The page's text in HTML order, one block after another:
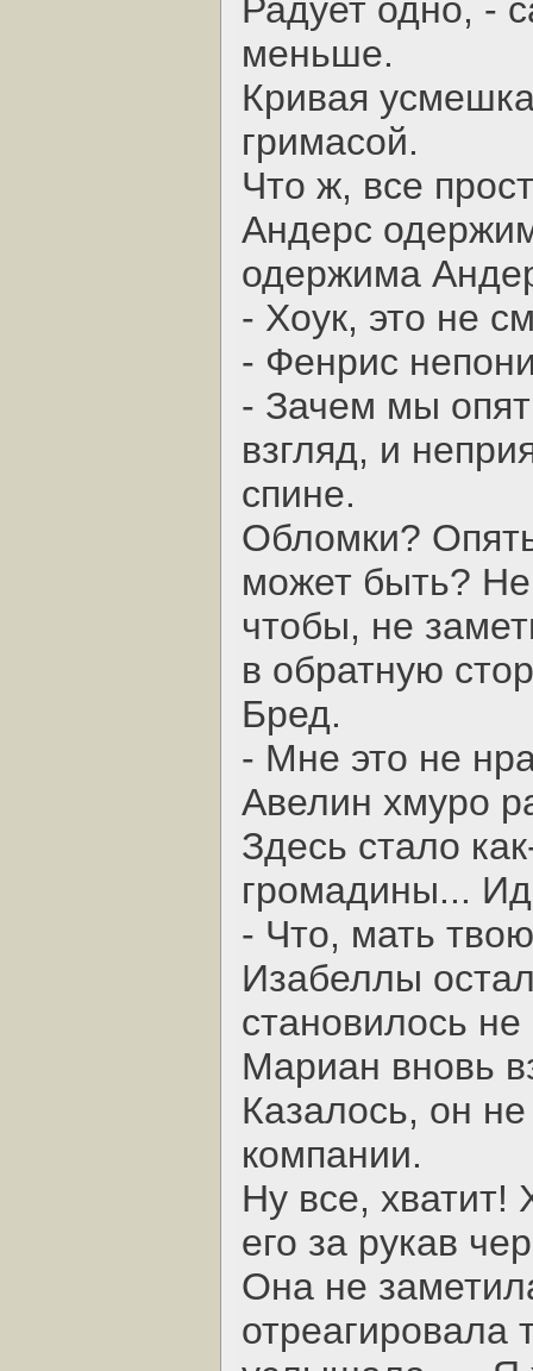
Радует одно, -
меньше.
Кривая
гримасой.
Что ж, все
Андерс
одержима
- Хоук, это не
- Фенрис
- Зачем мы
взгляд, и
спине.
Обломки?
может быть? Не
чтобы, не
в обратную
Бред.
- Мне это не
Авелин хмуро
Здесь стало
громадины...
- Что, мать
Изабеллы
становилось
Мариан вновь
Казалось, он
компании.
Ну все, хватит!
его за рукав
Она не
отреагировала